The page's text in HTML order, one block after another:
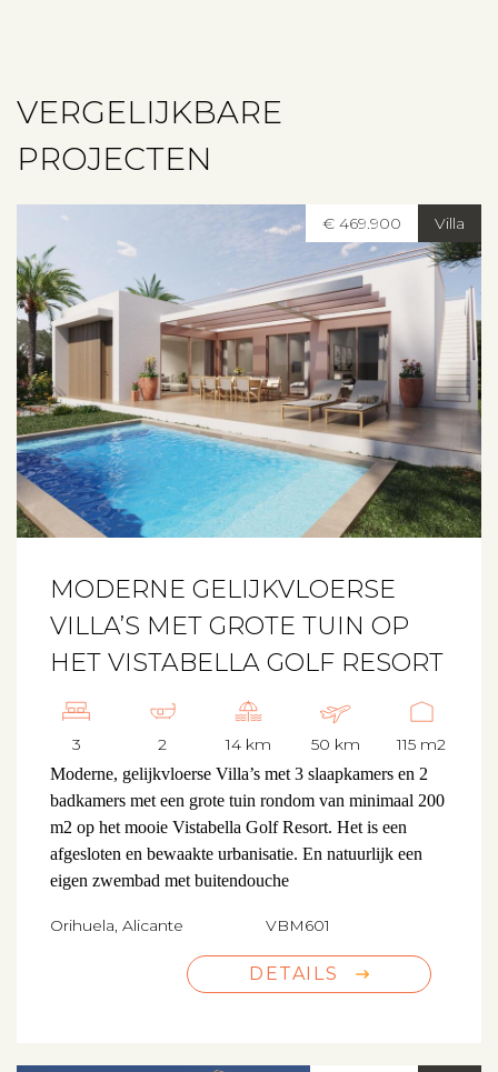
VERGELIJKBARE
PROJECTEN
Villa
€ 469.900
MODERNE GELIJKVLOERSE
VILLA’S MET GROTE TUIN OP
HET VISTABELLA GOLF RESORT
3 2 14 km 50 km 115 m2
Moderne, gelijkvloerse Villa’s met 3 slaapkamers en 2
badkamers met een grote tuin rondom van minimaal 200
m2 op het mooie Vistabella Golf Resort. Het is een
afgesloten en bewaakte urbanisatie. En natuurlijk een
eigen zwembad met buitendouche
Orihuela, Alicante VBM601
DETAILS